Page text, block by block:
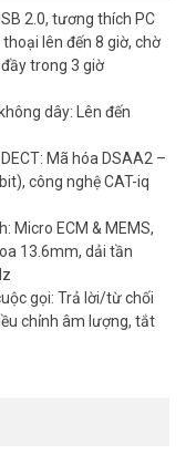
dụng trong thời gian
tai, headband, và
nối rộng
DECT không dây. Giúp
bảo chất lượng cuộc
bị Bluetooth.
thoại, 54 giờ chờ và
việc cả ngày dài.
ECM & MEMS, hỗ trợ
2.0, tương thích PC
lên đến 8 giờ, chờ
trong 3 giờ
dây: Lên đến
Mã hóa DSAA2 –
công nghệ CAT-iq
Micro ECM & MEMS,
13.6mm, dải tần
gọi: Trả lời/từ chối
chỉnh âm lượng, tắt